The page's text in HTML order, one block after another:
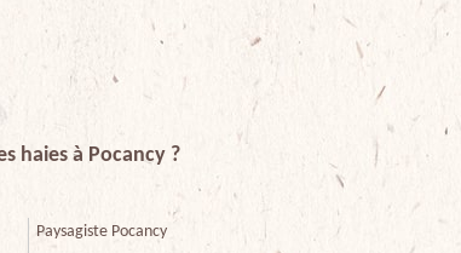
haies à Pocancy ?
Paysagiste Pocancy